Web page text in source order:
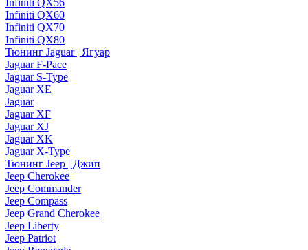
Infiniti QX56
Infiniti QX60
Infiniti QX70
Infiniti QX80
Тюнинг Jaguar | Ягуар
Jaguar F-Pace
Jaguar S-Type
Jaguar XE
Jaguar
Jaguar XF
Jaguar XJ
Jaguar XK
Jaguar X-Type
Тюнинг Jeep | Джип
Jeep Cherokee
Jeep Commander
Jeep Compass
Jeep Grand Cherokee
Jeep Liberty
Jeep Patriot